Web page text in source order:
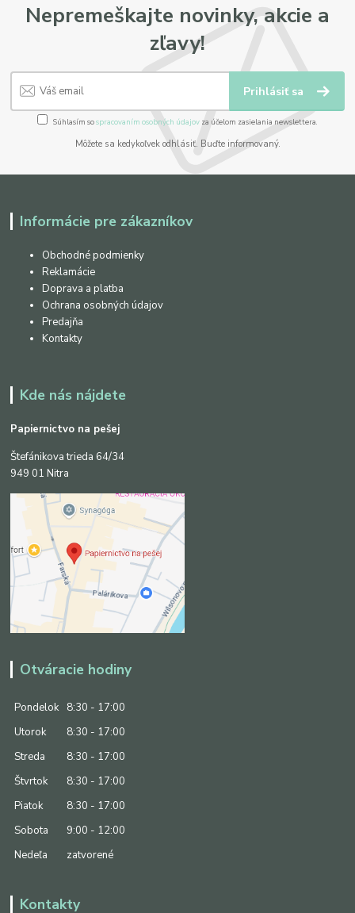
Nepremeškajte novinky, akcie a
zľavy!
Prihlásiť sa
Súhlasím sospracovaním osobných údajov za účelom zasielania newslettera.
Môžete sa kedykoľvek odhlásiť. Buďte informovaný.
Informácie pre zákazníkov
Obchodné podmienky
Reklamácie
Doprava a platba
Ochrana osobných údajov
Predajňa
Kontakty
Kde nás nájdete
Papiernictvo na pešej
Štefánikova trieda 64/34
949 01 Nitra
Otváracie hodiny
Pondelok
8:30 - 17:00
Utorok
8:30 - 17:00
Streda
8:30 - 17:00
Štvrtok
8:30 - 17:00
Piatok
8:30 - 17:00
Sobota
9:00 - 12:00
Nedeľa
zatvorené
Kontakty